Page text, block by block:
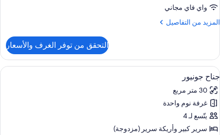
واي فاي مجاني
المزيد من التفاصيل
المزيد
غرفة
كلاسيكية
ثلاثية
التحقق من توفر الغرف والأسعار
استعراض
جميع
صور
جناح
جونيور
ألحفة محشوة بالريش وميني بار وخزنة
6
جناح جونيور
30 متر مربع
غرفة نوم واحدة
يتّسع لـ 4
سرير كبير‫‬ وأريكة سرير (مزدوجة)